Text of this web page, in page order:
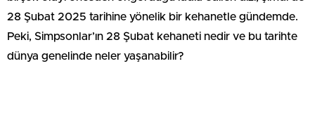
28 Şubat 2025 tarihine yönelik bir kehanetle gündemde.
Peki, Simpsonlar’ın 28 Şubat kehaneti nedir ve bu tarihte
dünya genelinde neler yaşanabilir?